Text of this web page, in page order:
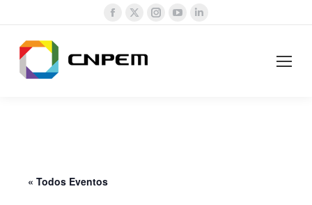
Facebook
in
in
InstagramYouTube
« Todos Eventos